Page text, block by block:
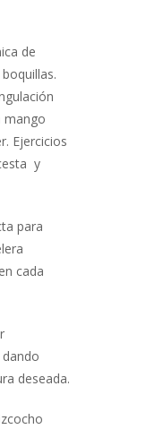
de
mango
Ejercicios
y
para
cada
deseada.